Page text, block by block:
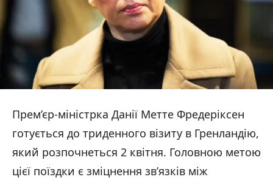
Прем’єр-міністрка Данії Метте Фредеріксен
готується до триденного візиту в Гренландію,
який розпочнеться 2 квітня. Головною метою
цієї поїздки є зміцнення зв’язків між